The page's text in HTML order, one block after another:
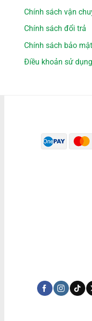
Chính sách vận
Chính sách đổi trả
Chính sách bảo mật
Điều khoản sử dụng